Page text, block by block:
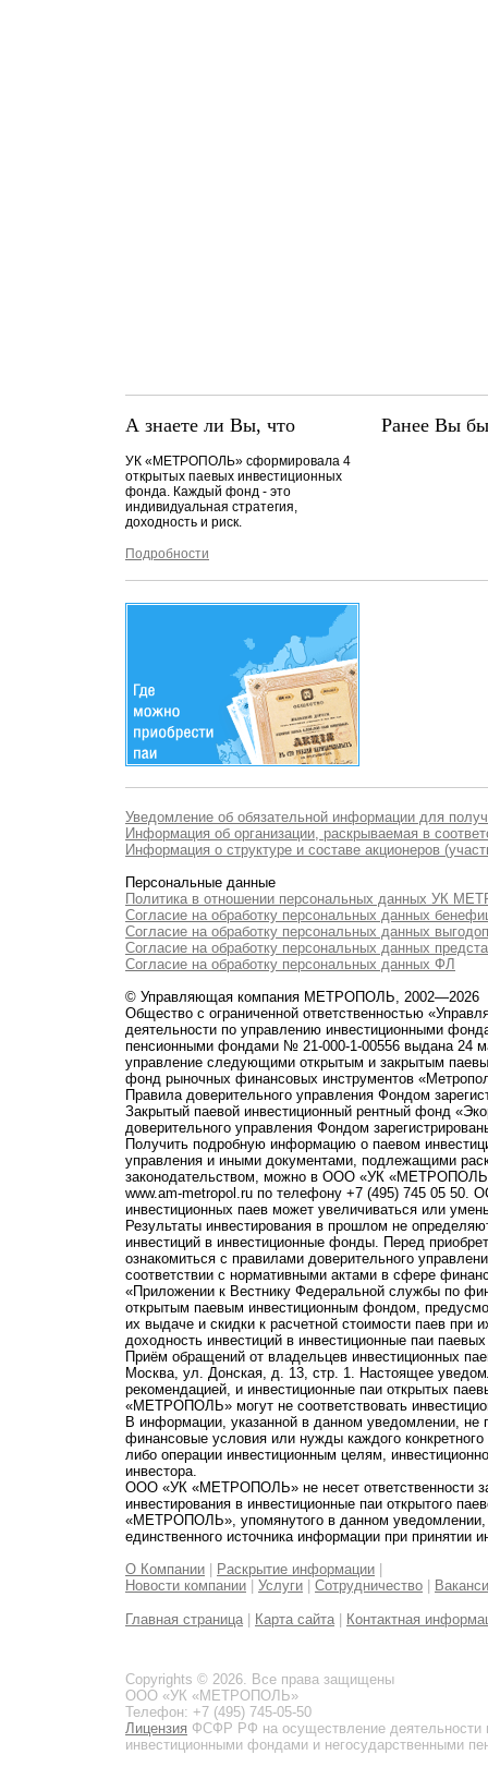
А знаете ли Вы, что
УК «МЕТРОПОЛЬ» сформировала 4
открытых паевых инвестиционных
фонда. Каждый фонд - это
индивидуальная стратегия,
доходность и риск.
Подробности
Ранее Вы
Уведомление об обязательной информации для
Информация об организации, раскрываемая в
Информация о структуре и составе акционеров
Персональные данные
Политика в отношении персональных данных УК
Согласие на обработку персональных данных
Согласие на обработку персональных данных
Согласие на обработку персональных данных
Согласие на обработку персональных данных ФЛ
© Управляющая компания МЕТРОПОЛЬ, 2002—2026
Общество с ограниченной ответственностью
деятельности по управлению инвестиционными
пенсионными фондами № 21-000-1-00556 выдана 24
управление следующими открытым и закрытым
фонд рыночных финансовых инструментов
Правила доверительного управления Фондом
Закрытый паевой инвестиционный рентный фонд
доверительного управления Фондом
Получить подробную информацию о паевом
управления и иными документами, подлежащими
законодательством, можно в ООО «УК
www.am-metropol.ru по телефону +7 (495) 745 05
инвестиционных паев может увеличиваться или
Результаты инвестирования в прошлом не
инвестиций в инвестиционные фонды. Перед
ознакомиться с правилами доверительного
соответствии с нормативными актами в сфере
«Приложении к Вестнику Федеральной службы по
открытым паевым инвестиционным фондом,
их выдаче и скидки к расчетной стоимости паев при
доходность инвестиций в инвестиционные паи
Приём обращений от владельцев инвестиционных
Москва, ул. Донская, д. 13, стр. 1. Настоящее
рекомендацией, и инвестиционные паи открытых
«МЕТРОПОЛЬ» могут не соответствовать
В информации, указанной в данном уведомлении,
финансовые условия или нужды каждого
либо операции инвестиционным целям,
инвестора.
ООО «УК «МЕТРОПОЛЬ» не несет ответственности
инвестирования в инвестиционные паи открытого
«МЕТРОПОЛЬ», упомянутого в данном уведомлении,
единственного источника информации при принятии
О Компании
Раскрытие информации
Новости компании
Услуги Сотрудничество
Главная страница Карта сайта Контактная
Copyrights © 2026. Все права защищены
ООО «УК «МЕТРОПОЛЬ»
Телефон: +7 (495) 745-05-50
Лицензия ФСФР РФ на осуществление
инвестиционными фондами и негосударственными